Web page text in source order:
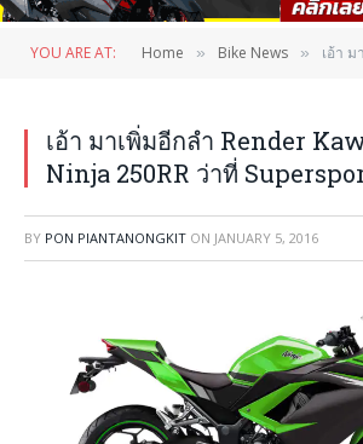
YOU ARE AT: Home » Bike News » เอ้า มาเพิ่มอีก
เอ้า มาเพิ่มอีกลำ Render
Ninja 250RR ว่าที่
BY PON PIANTANONGKIT ON JANUARY 5, 2016